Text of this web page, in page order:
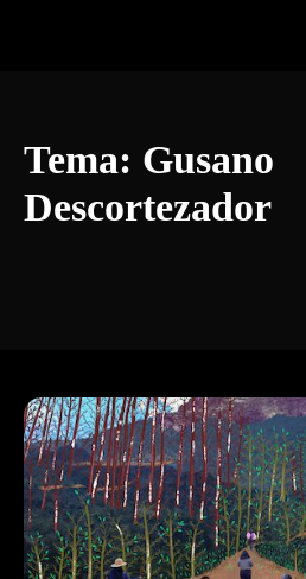
Tema: Gusano
Descortezador